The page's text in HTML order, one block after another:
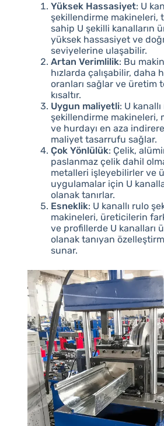
Yüksek Hassasiyet: U
şekillendirme makineleri,
sahip U şekilli kanalların
yüksek hassasiyet ve
seviyelerine ulaşabilir.
Artan Verimlilik: Bu
hızlarda çalışabilir, daha
oranları sağlar ve üretim
kısaltır.
Uygun maliyetli: U
şekillendirme makineleri,
ve hurdayı en aza
maliyet tasarrufu sağlar.
Çok Yönlülük: Çelik,
paslanmaz çelik dahil
metalleri işleyebilirler ve
uygulamalar için U
olanak tanırlar.
Esneklik: U kanallı rulo
makineleri, üreticilerin
ve profillerde U kanalları
olanak tanıyan
sunar.